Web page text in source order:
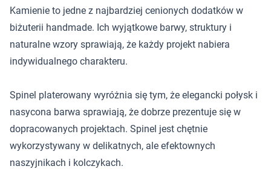
Kamienie to jedne z najbardziej cenionych dodatków w
biżuterii handmade. Ich wyjątkowe barwy, struktury i
naturalne wzory sprawiają, że każdy projekt nabiera
indywidualnego charakteru.
Spinel platerowany wyróżnia się tym, że elegancki połysk i
nasycona barwa sprawiają, że dobrze prezentuje się w
dopracowanych projektach. Spinel jest chętnie
wykorzystywany w delikatnych, ale efektownych
naszyjnikach i kolczykach.